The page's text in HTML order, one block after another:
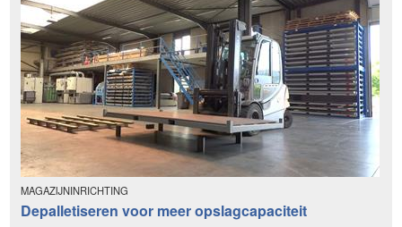
MAGAZIJNINRICHTING
Depalletiseren voor meer opslagcapaciteit